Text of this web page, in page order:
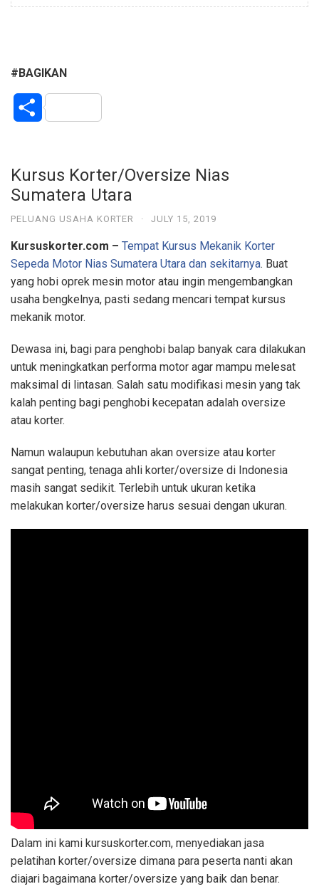
#BAGIKAN
S
r
e
Kursus Korter/Oversize Nias
Sumatera Utara
PELUANG USAHA KORTER · JULY 15, 2019
Kursuskorter.com – Tempat Kursus Mekanik Korter
Sepeda Motor Nias Sumatera Utara dan sekitarnya. Buat
yang hobi oprek mesin motor atau ingin mengembangkan
usaha bengkelnya, pasti sedang mencari tempat kursus
mekanik motor.
Dewasa ini, bagi para penghobi balap banyak cara dilakukan
untuk meningkatkan performa motor agar mampu melesat
maksimal di lintasan. Salah satu modifikasi mesin yang tak
kalah penting bagi penghobi kecepatan adalah oversize
atau korter.
Namun walaupun kebutuhan akan oversize atau korter
sangat penting, tenaga ahli korter/oversize di Indonesia
masih sangat sedikit. Terlebih untuk ukuran ketika
melakukan korter/oversize harus sesuai dengan ukuran.
Dalam ini kami kursuskorter.com, menyediakan jasa
pelatihan korter/oversize dimana para peserta nanti akan
diajari bagaimana korter/oversize yang baik dan benar.